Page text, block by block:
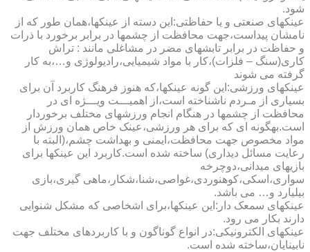
شود.
عینکهای صنعتی و یا حفاظتی:این دسته از عینکها،همان طور که از
نامشان پیداست،جهت محافظت از چشمها در برابر برخورد با ذرات
و حفاظت در برابر تابشهای مضر در مشاغلی مانند : تراش
کاری(سنگ – فلزات)،کار با مواد شیمیایی،رادیولوژی و…،به کار
گرفته می شوند
عینکهای ورزشی:این گونه عینکها،که هنوز فرهنگ کاربرد آن برای
بسیاری از مـردم ناشناخته است،از اهمیـــت ویـــژه ای در
محافظت از چشمها در هنگام انجام ورزشهای مختلف برخوردار
است.به­گونه ای که برای هر ورزشی،عینک خاص همان ورزش از
مواد مخصوص جهت محافظت،ایمنی و بهداشت چشم،(البته با
رعایت مسائل دیداری) ساخته شده است.کاربرد این عینکها برای
بازیهای میدانی،دوچرخه
سواری،اسکی،کوهنوردی،غواصی،شنا،شکار،ماهی گیری،بازی
بیلیارد و… می باشد.
عینکهای سمعک دار:این عینکها،برای اشخاصی که مشکل شنوایی
دارند بکار می رود.
عینکهای الکترونیکی:در انواع گوناگون و با کاربردهای مختلف جهت
نابینایان،ساخته شده است.